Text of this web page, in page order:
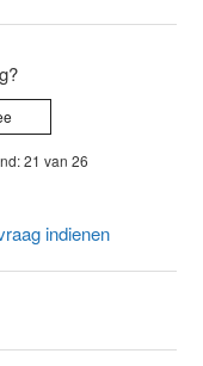
21 van 26
indienen